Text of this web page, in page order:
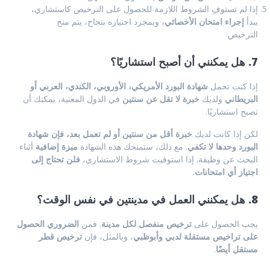
إذا لم تستوفِ الشروط اللازمة للحصول على الترخيص كاستشاري،
يبدأ إجراء امتحان الأخصائي، وبمجرد اجتيازه بنجاح، يتم منح
الترخيص.
7. هل يمكنني أن أصبح استشاريًا؟
إذا كنت تحمل شهادة البورد الأمريكي، الأوروبي، الكندي، العربي أو
البريطاني ولديك خبرة لا تقل عن سنتين في الدول المعنية، يمكنك أن
تصبح استشاريًا.
لكن إذا كانت لديك خبرة أقل من سنتين أو لم تعمل بعد، فإن شهادة
البورد وحدها لا تكفي. مع ذلك، ستمنحك هذه الشهادة ميزة إضافية أثناء
البحث عن وظيفة. إذا استوفيت شروط الاستشاري، فلن تحتاج إلى
اجتياز أي امتحانات.
8. هل يمكنني العمل في مدينتين في نفس الوقت؟
يجب الحصول على ترخيص منفصل لكل مدينة. فمن الضروري الحصول
على تراخيص مستقلة لدبي وأبوظبي، وبالمثل، فإن ترخيص قطر
مستقل أيضًا.